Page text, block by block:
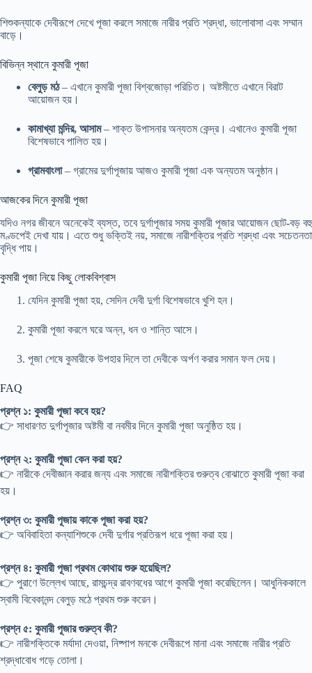
শিশুকন্যাকে দেবীরূপে দেখে পূজা করলে সমাজে নারীর প্রতি শ্রদ্ধা, ভালোবাসা এবং সম্মান
বাড়ে।
বিভিন্ন স্থানে কুমারী পূজা
বেলুড় মঠ– এখানে কুমারী পূজা বিশ্বজোড়া পরিচিত। অষ্টমীতে এখানে বিরাট
আয়োজন হয়।
কামাখ্যা মন্দির, আসাম– শাক্ত উপাসনার অন্যতম কেন্দ্র। এখানেও কুমারী পূজা
বিশেষভাবে পালিত হয়।
গ্রামবাংলা– গ্রামের দুর্গাপূজায় আজও কুমারী পূজা এক অন্যতম অনুষ্ঠান।
আজকের দিনে কুমারী পূজা
যদিও নগর জীবনে অনেকেই ব্যস্ত, তবে দুর্গাপূজার সময় কুমারী পূজার আয়োজন ছোট-বড় বহু
মণ্ডপেই দেখা যায়। এতে শুধু ভক্তিই নয়, সমাজে নারীশক্তির প্রতি শ্রদ্ধা এবং সচেতনতা
বৃদ্ধি পায়।
কুমারী পূজা নিয়ে কিছু লোকবিশ্বাস
যেদিন কুমারী পূজা হয়, সেদিন দেবী দুর্গা বিশেষভাবে খুশি হন।
কুমারী পূজা করলে ঘরে অন্ন, ধন ও শান্তি আসে।
পূজা শেষে কুমারীকে উপহার দিলে তা দেবীকে অর্পণ করার সমান ফল দেয়।
FAQ
প্রশ্ন ১: কুমারী পূজা কবে হয়?
👉 সাধারণত দুর্গাপূজার অষ্টমী বা নবমীর দিনে কুমারী পূজা অনুষ্ঠিত হয়।
প্রশ্ন ২: কুমারী পূজা কেন করা হয়?
👉 নারীকে দেবীজ্ঞান করার জন্য এবং সমাজে নারীশক্তির গুরুত্ব বোঝাতে কুমারী পূজা করা
হয়।
প্রশ্ন ৩: কুমারী পূজায় কাকে পূজা করা হয়?
👉 অবিবাহিতা কন্যাশিশুকে দেবী দুর্গার প্রতিরূপ ধরে পূজা করা হয়।
প্রশ্ন ৪: কুমারী পূজা প্রথম কোথায় শুরু হয়েছিল?
👉 পুরাণে উল্লেখ আছে, রামচন্দ্র রাবণবধের আগে কুমারী পূজা করেছিলেন। আধুনিককালে
স্বামী বিবেকানন্দ বেলুড় মঠে প্রথম শুরু করেন।
প্রশ্ন ৫: কুমারী পূজার গুরুত্ব কী?
👉 নারীশক্তিকে মর্যাদা দেওয়া, নিষ্পাপ মনকে দেবীরূপে মানা এবং সমাজে নারীর প্রতি
শ্রদ্ধাবোধ গড়ে তোলা।